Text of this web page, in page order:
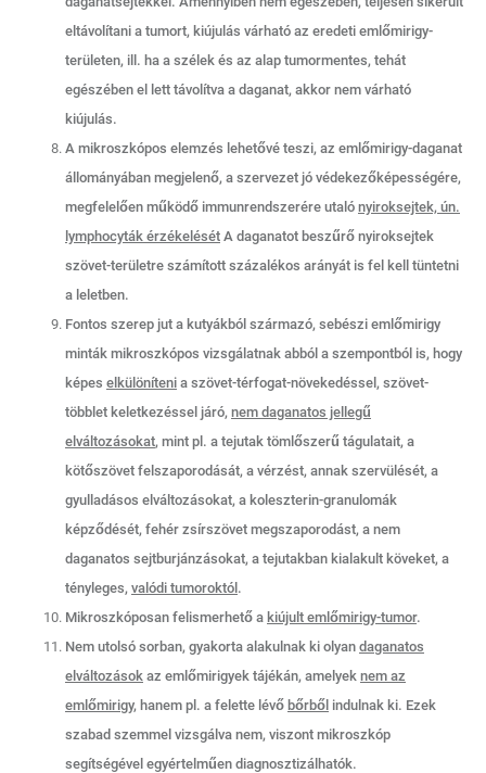
eltávolítani a tumort, kiújulás várható az eredeti emlőmirigy-
területen, ill. ha a szélek és az alap tumormentes, tehát
egészében el lett távolítva a daganat, akkor nem várható
kiújulás.
A mikroszkópos elemzés lehetővé teszi, az emlőmirigy-daganat
állományában megjelenő, a szervezet jó védekezőképességére,
megfelelően működő immunrendszerére utaló nyiroksejtek, ún.
lymphocyták érzékelését A daganatot beszűrő nyiroksejtek
szövet-területre számított százalékos arányát is fel kell tüntetni
a leletben.
Fontos szerep jut a kutyákból származó, sebészi emlőmirigy
minták mikroszkópos vizsgálatnak abból a szempontból is, hogy
képes elkülöníteni a szövet-térfogat-növekedéssel, szövet-
többlet keletkezéssel járó, nem daganatos jellegű
elváltozásokat, mint pl. a tejutak tömlőszerű tágulatait, a
kötőszövet felszaporodását, a vérzést, annak szervülését, a
gyulladásos elváltozásokat, a koleszterin-granulomák
képződését, fehér zsírszövet megszaporodást, a nem
daganatos sejtburjánzásokat, a tejutakban kialakult köveket, a
tényleges, valódi tumoroktól .
Mikroszkóposan felismerhető a kiújult emlőmirigy-tumor.
Nem utolsó sorban, gyakorta alakulnak ki olyan daganatos
elváltozások az emlőmirigyek tájékán, amelyek nem az
emlőmirigy, hanem pl. a felette lévő bőrből indulnak ki. Ezek
szabad szemmel vizsgálva nem, viszont mikroszkóp
segítségével egyértelműen diagnosztizálhatók.